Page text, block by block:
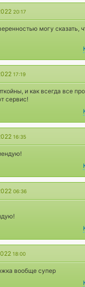
20:17
могу сказать,
17:19
и как всегда все
сервис!
16:35
06:36
18:00
вообще супер